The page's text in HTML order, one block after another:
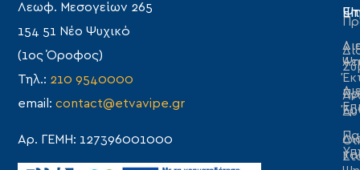
Λεωφ. Μεσογείων 265
154 51 Νέο Ψυχικό
(1ος Όροφος)
Τηλ.: 210 9540000
email:contact@etvavipe.gr
Αρ. ΓΕΜΗ: 127396001000